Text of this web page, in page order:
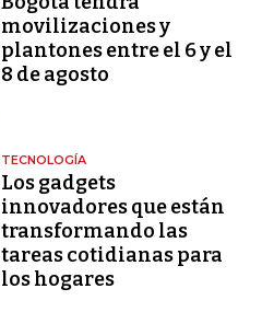
movilizaciones y
plantones entre el 6 y el
8 de agosto
TECNOLOGÍA
Los gadgets
innovadores que están
transformando las
tareas cotidianas para
los hogares